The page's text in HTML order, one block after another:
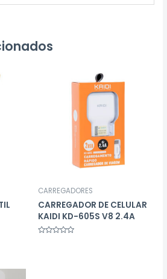
CARREGADORES
CARREGADOR DE CELULAR
KAIDI KD-605S V8 2.4A